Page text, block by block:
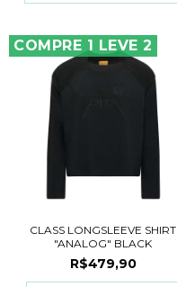
COMPRE 1 LEVE 2
CLASS LONGSLEEVE SHIRT
"ANALOG" BLACK
R$479,90